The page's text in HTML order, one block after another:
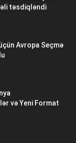
təsdiqləndi
Avropa Seçmə
və Yeni Format